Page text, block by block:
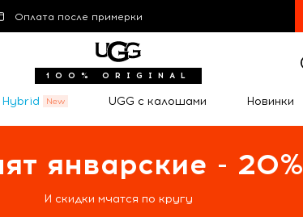
Оплата после примерки
100% ORIGINAL
Hybrid UGG с калошами Новинки
январские - 20%
И скидки мчатся по кругу